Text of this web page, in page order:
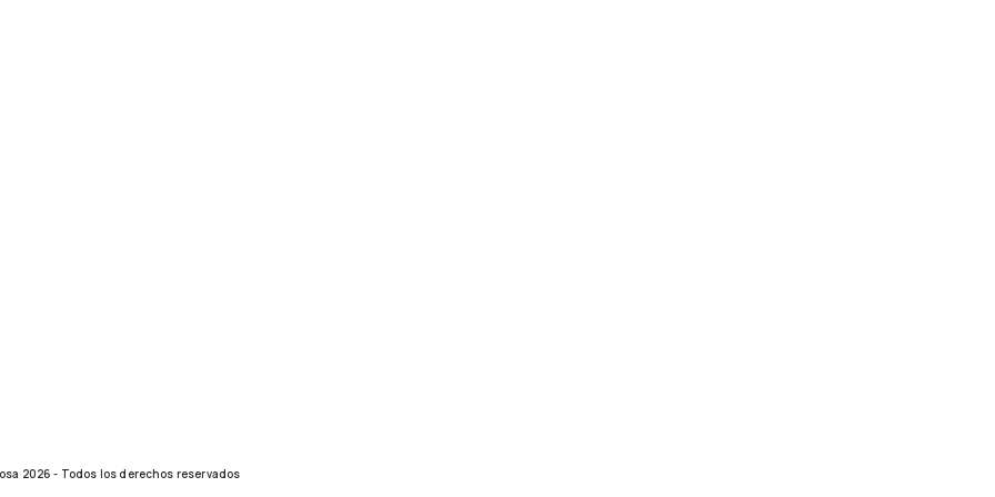
2026 - Todos los derechos reservados